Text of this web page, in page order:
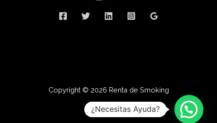
Copyright © 2026 Renta de Smoking
¿Necesitas Ayuda?